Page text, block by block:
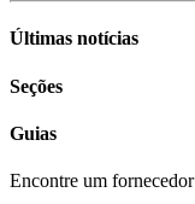
Últimas notícias
Seções
Guias
Encontre um fornecedor